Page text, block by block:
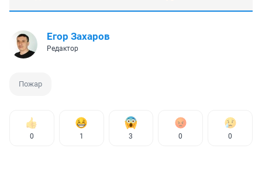
Егор Захаров
Редактор
Пожар
0 1 3 0 0